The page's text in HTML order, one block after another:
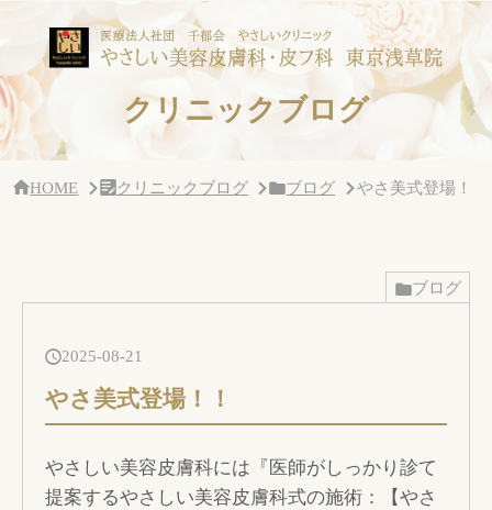
バー・
ク
リ
ニッ
ク
クリニックブログ
HOME クリニックブログ ブログ やさ美式登場！！
ブログ
2025-08-21
やさ美式登場！！
やさしい美容皮膚科には『医師がしっかり診て
提案するやさしい美容皮膚科式の施術：【やさ